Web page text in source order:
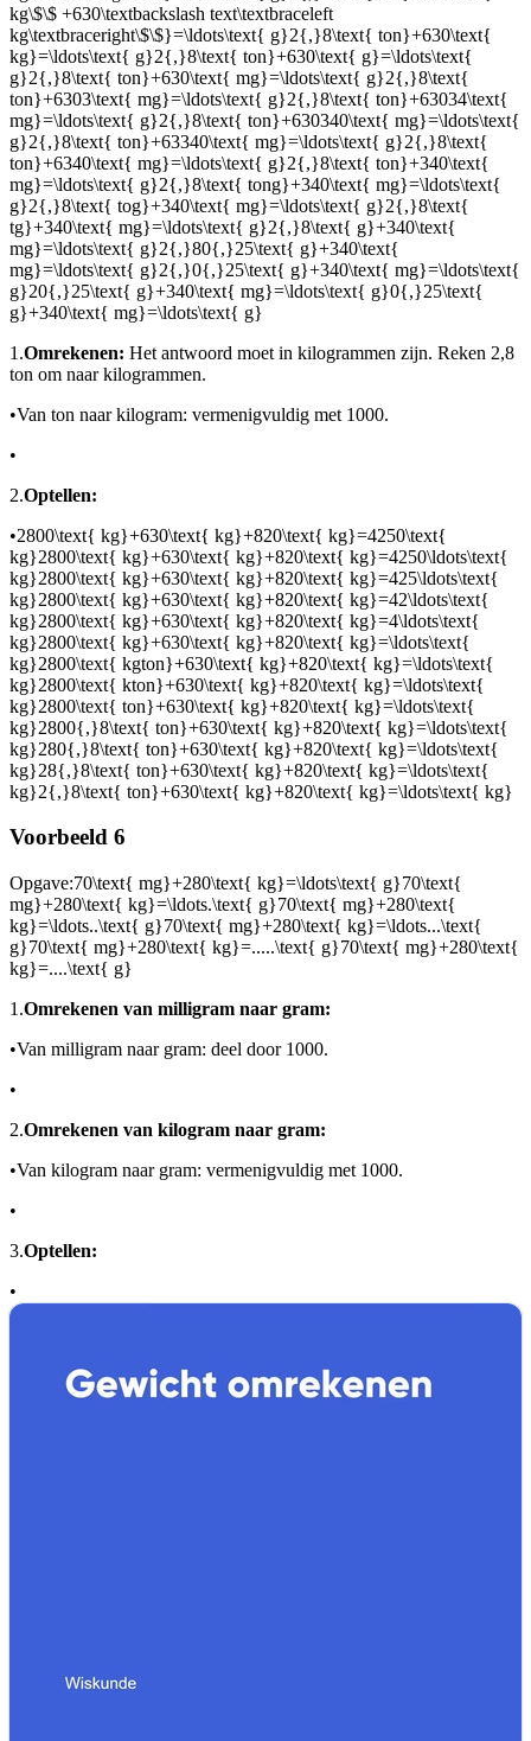
kg\$\$ +630\textbackslash text\textbraceleft
kg\textbraceright\$\$}=\ldots\text{ g}2{,}8\text{ ton}+630\text{
kg}=\ldots\text{ g}2{,}8\text{ ton}+630\text{ g}=\ldots\text{
g}2{,}8\text{ ton}+630\text{ mg}=\ldots\text{ g}2{,}8\text{
ton}+6303\text{ mg}=\ldots\text{ g}2{,}8\text{ ton}+63034\text{
mg}=\ldots\text{ g}2{,}8\text{ ton}+630340\text{ mg}=\ldots\text{
g}2{,}8\text{ ton}+63340\text{ mg}=\ldots\text{ g}2{,}8\text{
ton}+6340\text{ mg}=\ldots\text{ g}2{,}8\text{ ton}+340\text{
mg}=\ldots\text{ g}2{,}8\text{ tong}+340\text{ mg}=\ldots\text{
g}2{,}8\text{ tog}+340\text{ mg}=\ldots\text{ g}2{,}8\text{
tg}+340\text{ mg}=\ldots\text{ g}2{,}8\text{ g}+340\text{
mg}=\ldots\text{ g}2{,}80{,}25\text{ g}+340\text{
mg}=\ldots\text{ g}2{,}0{,}25\text{ g}+340\text{ mg}=\ldots\text{
g}20{,}25\text{ g}+340\text{ mg}=\ldots\text{ g}0{,}25\text{
g}+340\text{ mg}=\ldots\text{ g}
1.Omrekenen: Het antwoord moet in kilogrammen zijn. Reken 2,8
ton om naar kilogrammen.
•Van ton naar kilogram: vermenigvuldig met 1000.
•
2.Optellen:
•2800\text{ kg}+630\text{ kg}+820\text{ kg}=4250\text{
kg}2800\text{ kg}+630\text{ kg}+820\text{ kg}=4250\ldots\text{
kg}2800\text{ kg}+630\text{ kg}+820\text{ kg}=425\ldots\text{
kg}2800\text{ kg}+630\text{ kg}+820\text{ kg}=42\ldots\text{
kg}2800\text{ kg}+630\text{ kg}+820\text{ kg}=4\ldots\text{
kg}2800\text{ kg}+630\text{ kg}+820\text{ kg}=\ldots\text{
kg}2800\text{ kgton}+630\text{ kg}+820\text{ kg}=\ldots\text{
kg}2800\text{ kton}+630\text{ kg}+820\text{ kg}=\ldots\text{
kg}2800\text{ ton}+630\text{ kg}+820\text{ kg}=\ldots\text{
kg}2800{,}8\text{ ton}+630\text{ kg}+820\text{ kg}=\ldots\text{
kg}280{,}8\text{ ton}+630\text{ kg}+820\text{ kg}=\ldots\text{
kg}28{,}8\text{ ton}+630\text{ kg}+820\text{ kg}=\ldots\text{
kg}2{,}8\text{ ton}+630\text{ kg}+820\text{ kg}=\ldots\text{ kg}
Voorbeeld 6
Opgave:70\text{ mg}+280\text{ kg}=\ldots\text{ g}70\text{
mg}+280\text{ kg}=\ldots.\text{ g}70\text{ mg}+280\text{
kg}=\ldots..\text{ g}70\text{ mg}+280\text{ kg}=\ldots...\text{
g}70\text{ mg}+280\text{ kg}=.....\text{ g}70\text{ mg}+280\text{
kg}=....\text{ g}
1.Omrekenen van milligram naar gram:
•Van milligram naar gram: deel door 1000.
•
2.Omrekenen van kilogram naar gram:
•Van kilogram naar gram: vermenigvuldig met 1000.
•
3.Optellen:
•